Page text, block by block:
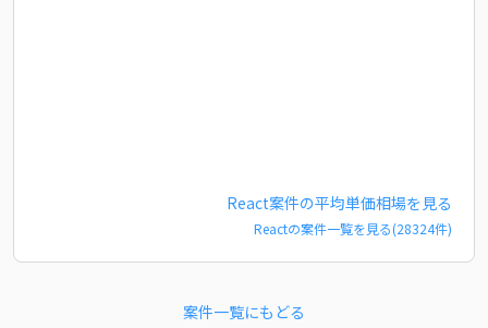
React案件の平均単価相場を見る
Reactの案件一覧を見る(28324件)
案件一覧にもどる